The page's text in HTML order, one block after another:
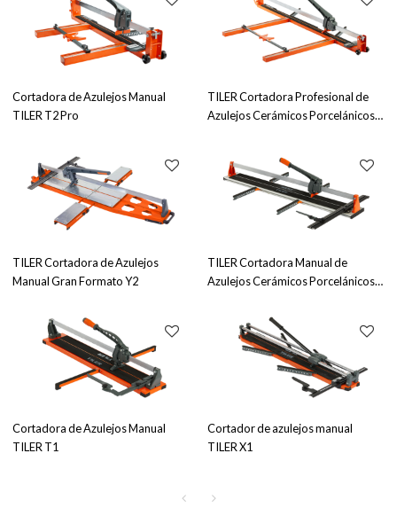
Cortadora de Azulejos Manual
TILER T2 Pro
TILER Cortadora Profesional de
Azulejos Cerámicos Porcelánicos
TILER Cortadora de Azulejos
Manual Gran Formato Y2
TILER Cortadora Manual de
Azulejos Cerámicos Porcelánicos
Cortadora de Azulejos Manual
TILER T1
Cortador de azulejos manual
TILER X1